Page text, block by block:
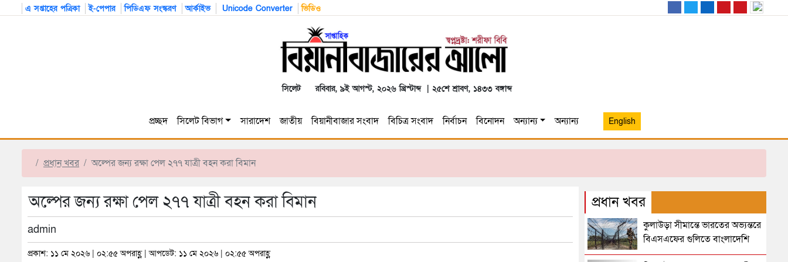
এ সপ্তাহের পত্রিকা ই-পেপার পিডিএফ সংস্করণ আর্কাইভ Unicode Converter ভিডিও
সিলেট রবিবার, ৯ই আগস্ট, ২০২৬ খ্রিস্টাব্দ | ২৫শে শ্রাবণ, ১৪৩৩ বঙ্গাব্দ
প্রচ্ছদ সিলেট বিভাগ সারাদেশ জাতীয় বিয়ানীবাজার সংবাদ বিচিত্র সংবাদ নির্বাচন বিনোদন অন্যান্য অন্যান্য English
প্রধান খবর অল্পের জন্য রক্ষা পেল ২৭৭ যাত্রী বহন করা বিমান
অল্পের জন্য রক্ষা পেল ২৭৭ যাত্রী বহন করা বিমান
admin
প্রকাশ: ১১ মে ২০২৬ | ০২:৫৫ অপরাহ্ণ | আপডেট: ১১ মে ২০২৬ | ০২:৫৫ অপরাহ্ণ
প্রধান খবর
কুলাউড়া সীমান্তে ভারতের অভ্যন্তরে
বিএসএফের গুলিতে বাংলাদেশি
নিহত